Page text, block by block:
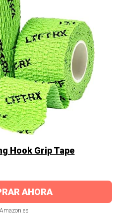
Hook Grip Tape
AHORA
Amazon.es